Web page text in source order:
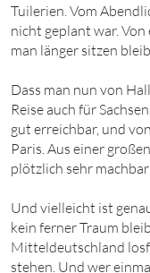
Tuilerien. Vom
nicht geplant war.
man länger sitzen
Dass man nun von
Reise auch für
gut erreichbar, und
Paris. Aus einer
plötzlich sehr
Und vielleicht ist
kein ferner Traum
Mitteldeutschland
stehen. Und wer